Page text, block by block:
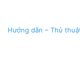
Hướng dẫn – Thủ